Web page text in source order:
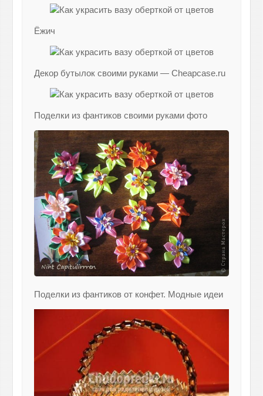
Ёжич
Декор бутылок своими руками — Cheapcase.ru
Поделки из фантиков своими руками фото
Поделки из фантиков от конфет. Модные идеи